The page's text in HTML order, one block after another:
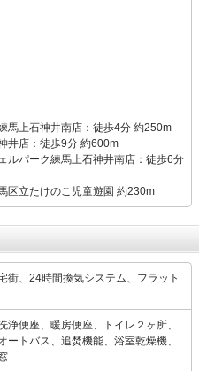
馬上石神井南店：徒歩4分 約250m
井店：徒歩9分 約600m
ルパーク練馬上石神井南店：徒歩6分
区立たけのこ児童遊園 約230m
街、24時間換気システム、フラット
浄便座、暖房便座、トイレ２ヶ所、
ートバス、追焚機能、浴室乾燥機、